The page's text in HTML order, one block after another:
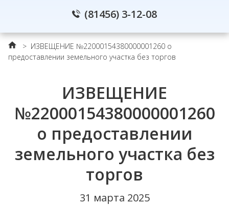
(81456) 3-12-08
> ИЗВЕЩЕНИЕ №22000154380000001260 о
предоставлении земельного участка без торгов
ИЗВЕЩЕНИЕ
№22000154380000001260
о предоставлении
земельного участка без
торгов
31 марта 2025